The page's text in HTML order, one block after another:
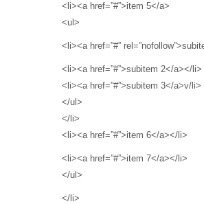
<li><a href=”#”>item 5</a>
<ul>
<li><a href=”#”
<li><a href=”#”>subitem 2</a></li>
<li><a href=”#”>subitem 3</a>v/li>
</ul>
</li>
<li><a href=”#”>item 6</a></li>
<li><a href=”#”>item 7</a></li>
</ul>
</li>